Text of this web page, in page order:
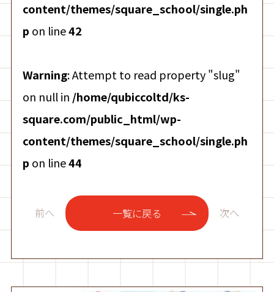
content/themes/square_school/single.ph
p on line42
Warning: Attempt to read property "slug"
on null in /home/qubiccoltd/ks-
square.com/public_html/wp-
content/themes/square_school/single.ph
p on line44
前へ 一覧に戻る 次へ